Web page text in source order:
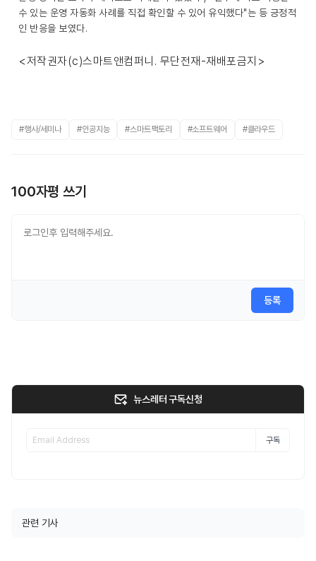
수 있는 운영 자동화 사례를 직접 확인할 수 있어 유익했다"는 등 긍정적
인 반응을 보였다.
<저작권자(c)스마트앤컴퍼니. 무단전재-재배포금지>
#행사/세미나 #인공지능 #스마트팩토리 #소프트웨어 #클라우드
100자평 쓰기
등록
뉴스레터 구독신청
구독
관련 기사